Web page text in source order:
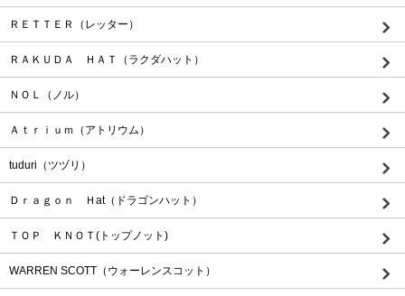
ＲＥＴＴＥＲ（レッター）
ＲＡＫＵＤＡ ＨＡＴ（ラクダハット）
ＮＯＬ（ノル）
Ａｔｒｉｕｍ（アトリウム）
tuduri（ツヅリ）
Ｄｒａｇｏｎ Ｈat（ドラゴンハット）
ＴＯＰ ＫＮＯＴ(トップノット)
WARREN SCOTT（ウォーレンスコット）